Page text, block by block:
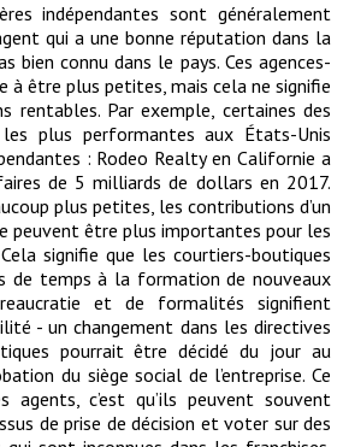
indépendantes sont généralement
qui a une bonne réputation dans la
bien connu dans le pays. Ces agences-
à être plus petites, mais cela ne signifie
rentables. Par exemple, certaines des
les plus performantes aux États-Unis
: Rodeo Realty en Californie a
de 5 milliards de dollars en 2017.
plus petites, les contributions d’un
peuvent être plus importantes pour les
signifie que les courtiers-boutiques
de temps à la formation de nouveaux
et de formalités signifient
- un changement dans les directives
pourrait être décidé du jour au
du siège social de l’entreprise. Ce
c’est qu’ils peuvent souvent
de prise de décision et voter sur des